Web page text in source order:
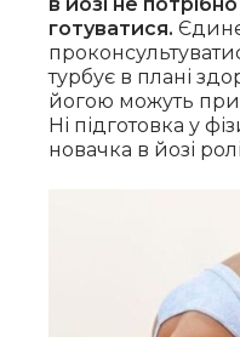
готуватися.
турбує в плані
йогою можуть
Ні підготовка у
новачка в йозі